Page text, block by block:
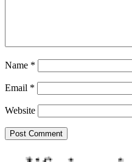
Name *
Email *
Website